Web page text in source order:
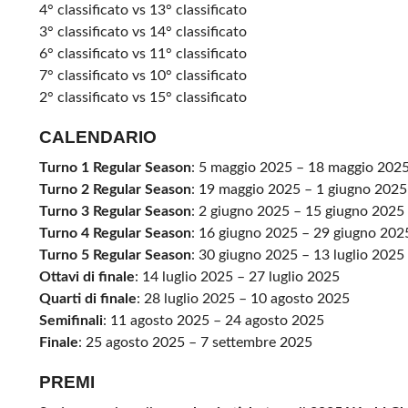
4° classificato vs 13° classificato
3° classificato vs 14° classificato
6° classificato vs 11° classificato
7° classificato vs 10° classificato
2° classificato vs 15° classificato
CALENDARIO
Turno 1 Regular Season: 5 maggio 2025 – 18 maggio
Turno 2 Regular Season: 19 maggio 2025 – 1 giugno 2025
Turno 3 Regular Season: 2 giugno 2025 – 15 giugno 2025
Turno 4 Regular Season: 16 giugno 2025 – 29 giugno
Turno 5 Regular Season: 30 giugno 2025 – 13 luglio 2025
Ottavi di finale: 14 luglio 2025 – 27 luglio 2025
Quarti di finale: 28 luglio 2025 – 10 agosto 2025
Semifinali: 11 agosto 2025 – 24 agosto 2025
Finale: 25 agosto 2025 – 7 settembre 2025
PREMI